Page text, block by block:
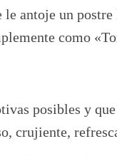
le antoje un
como
posibles y
crujiente,